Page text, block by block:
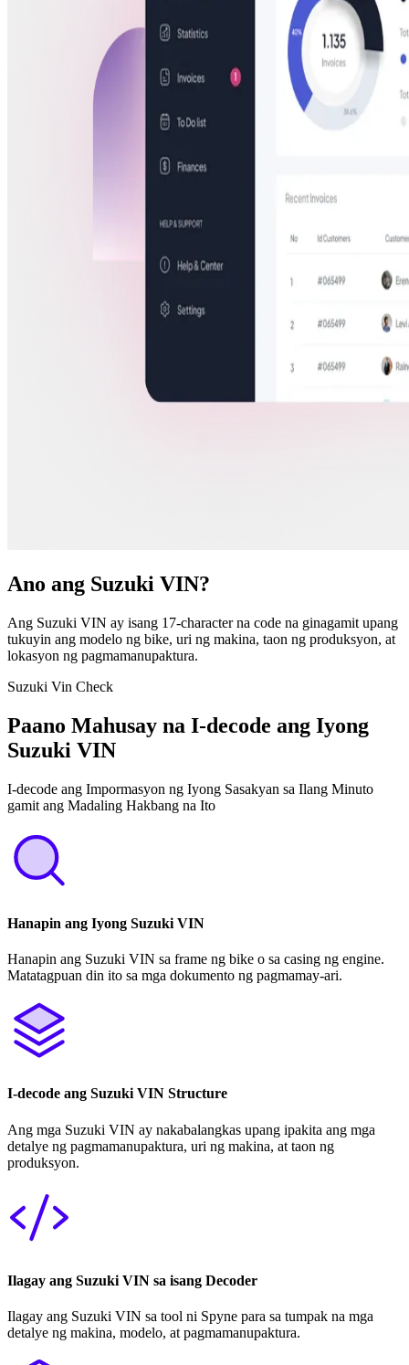
Ano ang Suzuki VIN?
Ang Suzuki VIN ay isang 17-character na code na ginagamit upang
tukuyin ang modelo ng bike, uri ng makina, taon ng produksyon, at
lokasyon ng pagmamanupaktura.
Suzuki Vin Check
Paano Mahusay na I-decode ang Iyong
Suzuki VIN
I-decode ang Impormasyon ng Iyong Sasakyan sa Ilang Minuto
gamit ang Madaling Hakbang na Ito
Hanapin ang Iyong Suzuki VIN
Hanapin ang Suzuki VIN sa frame ng bike o sa casing ng engine.
Matatagpuan din ito sa mga dokumento ng pagmamay-ari.
I-decode ang Suzuki VIN Structure
Ang mga Suzuki VIN ay nakabalangkas upang ipakita ang mga
detalye ng pagmamanupaktura, uri ng makina, at taon ng
produksyon.
Ilagay ang Suzuki VIN sa isang Decoder
Ilagay ang Suzuki VIN sa tool ni Spyne para sa tumpak na mga
detalye ng makina, modelo, at pagmamanupaktura.